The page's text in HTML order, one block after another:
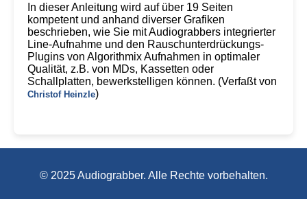
In dieser Anleitung wird auf über 19 Seiten
kompetent und anhand diverser Grafiken
beschrieben, wie Sie mit Audiograbbers integrierter
Line-Aufnahme und den Rauschunterdrückungs-
Plugins von Algorithmix Aufnahmen in optimaler
Qualität, z.B. von MDs, Kassetten oder
Schallplatten, bewerkstelligen können. (Verfaßt von
Christof Heinzle)
© 2025 Audiograbber. Alle Rechte vorbehalten.